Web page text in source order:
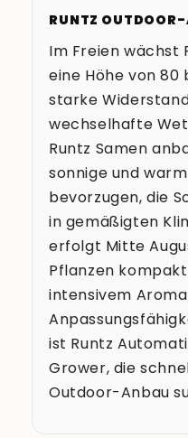
RUNTZ
Im Freien wächst
eine Höhe von 80
starke
wechselhafte
Runtz Samen
sonnige und
bevorzugen, die
in gemäßigten
erfolgt Mitte
Pflanzen
intensivem
ist Runtz
Grower, die
Outdoor-Anbau